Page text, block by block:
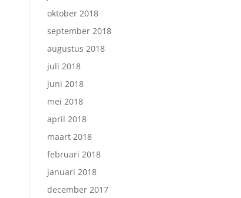
oktober 2018
september 2018
augustus 2018
juli 2018
juni 2018
mei 2018
april 2018
maart 2018
februari 2018
januari 2018
december 2017